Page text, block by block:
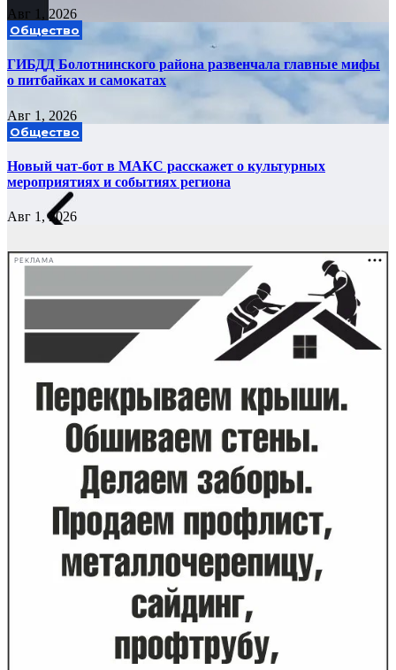
Авг 1, 2026
Общество
ГИБДД Болотнинского района развенчала главные мифы
о питбайках и самокатах
Авг 1, 2026
Общество
Новый чат-бот в МАКС расскажет о культурных
мероприятиях и событиях региона
Авг 1, 2026
РЕКЛАМА